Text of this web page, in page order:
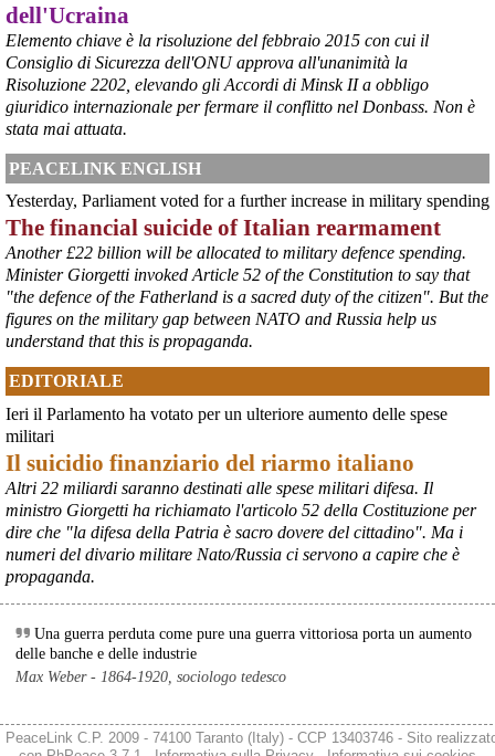
@peacelink - 6/8/2026 21:45
borsaitaliana.it/borsa/notizie
Si sta ragionando su un piano B per Taranto dopo la chiusura
dell’area a caldo dell’ILVA?
#ILVA #Taranto
cronachetarantine.it/index.php
provvedimento straordinario per attenuare le conseguenze
economiche e sociali della prevista fermata dell’area a caldo e ha
chiesto alle rappresentanze del territorio di formulare proposte
concrete per definirne i contenuti. Casartigiani valuta positivamente
questa disponibilità.
# ILVA Taranto
dell'Ucraina
Elemento chiave è la risoluzione del febbraio 2015 con cui il
Consiglio di Sicurezza dell'ONU approva all'unanimità la
Risoluzione 2202, elevando gli Accordi di Minsk II a obbligo
giuridico internazionale per fermare il conflitto nel Donbass. Non è
stata mai attuata.
PEACELINK ENGLISH
Yesterday, Parliament voted for a further increase in military spending
The financial suicide of Italian rearmament
Another £22 billion will be allocated to military defence spending.
Minister Giorgetti invoked Article 52 of the Constitution to say that
"the defence of the Fatherland is a sacred duty of the citizen". But the
figures on the military gap between NATO and Russia help us
understand that this is propaganda.
EDITORIALE
Ieri il Parlamento ha votato per un ulteriore aumento delle spese
militari
Il suicidio finanziario del riarmo italiano
Altri 22 miliardi saranno destinati alle spese militari difesa. Il
ministro Giorgetti ha richiamato l'articolo 52 della Costituzione per
dire che "la difesa della Patria è sacro dovere del cittadino". Ma i
numeri del divario militare Nato/Russia ci servono a capire che è
propaganda.
Una guerra perduta come pure una guerra vittoriosa porta un aumento
delle banche e delle industrie
Max Weber - 1864-1920, sociologo tedesco
PeaceLink C.P. 2009 - 74100 Taranto (Italy) - CCP 13403746 - Sito